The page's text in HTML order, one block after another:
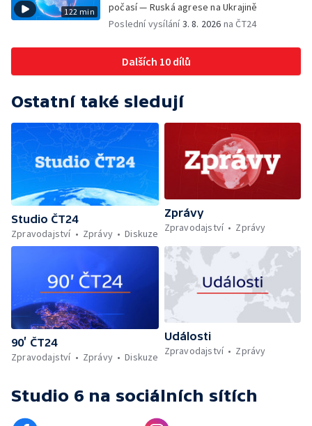
122 min
počasí — Ruská agrese na Ukrajině
Poslední vysílání3. 8. 2026 na ČT24
Dalších 10 dílů
Ostatní také sledují
Studio ČT24
Zpravodajství
Zprávy Diskuze
Zprávy
Zpravodajství
Zprávy
90’ ČT24
Zpravodajství
Zprávy Diskuze
Události
Zpravodajství
Zprávy
Studio 6 na sociálních sítích